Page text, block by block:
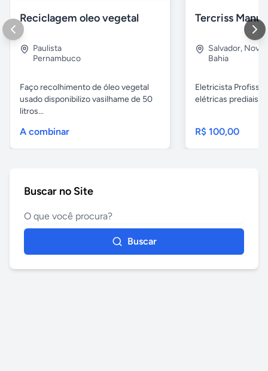
Reciclagem oleo vegetal
Paulista
Pernambuco
Faço recolhimento de óleo vegetal
usado disponibilizo vasilhame de 50
litros...
A combinar
Salvador, Nova
Bahia
Eletricista
elétricas prediais e
R$ 100,00
Buscar no Site
Buscar